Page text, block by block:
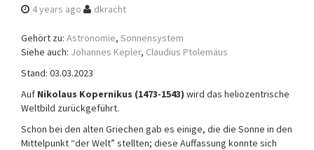
4 years ago dkracht
Gehört zu: Astronomie, Sonnensystem
Siehe auch: Johannes Kepler, Claudius Ptolemäus
Stand: 03.03.2023
Auf Nikolaus Kopernikus (1473-1543) wird das heliozentrische
Weltbild zurückgeführt.
Schon bei den alten Griechen gab es einige, die die Sonne in den
Mittelpunkt “der Welt” stellten; diese Auffassung konnte sich